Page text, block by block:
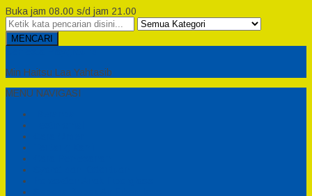
Buka jam 08.00 s/d jam 21.00
MENCARI
Min Haitsu Laa Yahtasib
MENU NAVIGASI